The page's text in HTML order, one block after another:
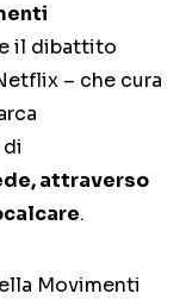
il dibattito
– che cura
attraverso
.
Movimenti